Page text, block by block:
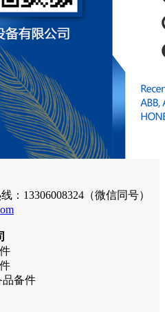
：13306008324（微信同号）
品备件